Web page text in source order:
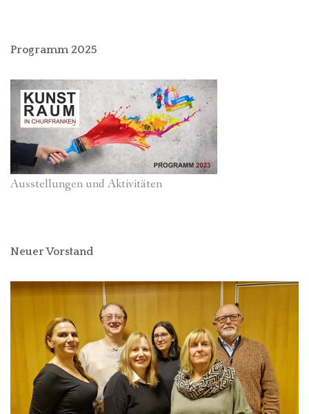
Programm 2025
Ausstellungen und Aktivitäten
Neuer Vorstand